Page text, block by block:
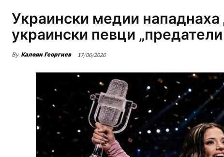
Украински медии
украински певци „предатели
By Калоян Георгиев 17/06/2026